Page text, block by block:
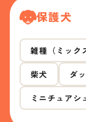
保護犬
雑種（ミック
柴犬 ダ
ミニチュアシ